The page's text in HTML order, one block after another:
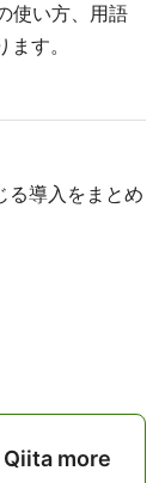
使い方、用語
す。
る導入をまとめ
more